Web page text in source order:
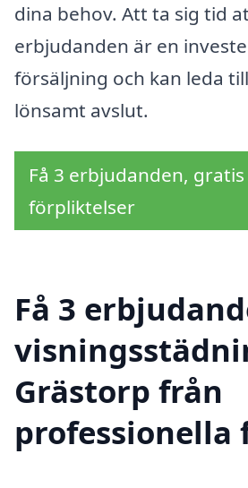
dina behov. Att ta sig tid
erbjudanden är en
försäljning och kan leda
lönsamt avslut.
Få 3 erbjudanden,
förpliktelser
Få 3
Grästorp från
professionella